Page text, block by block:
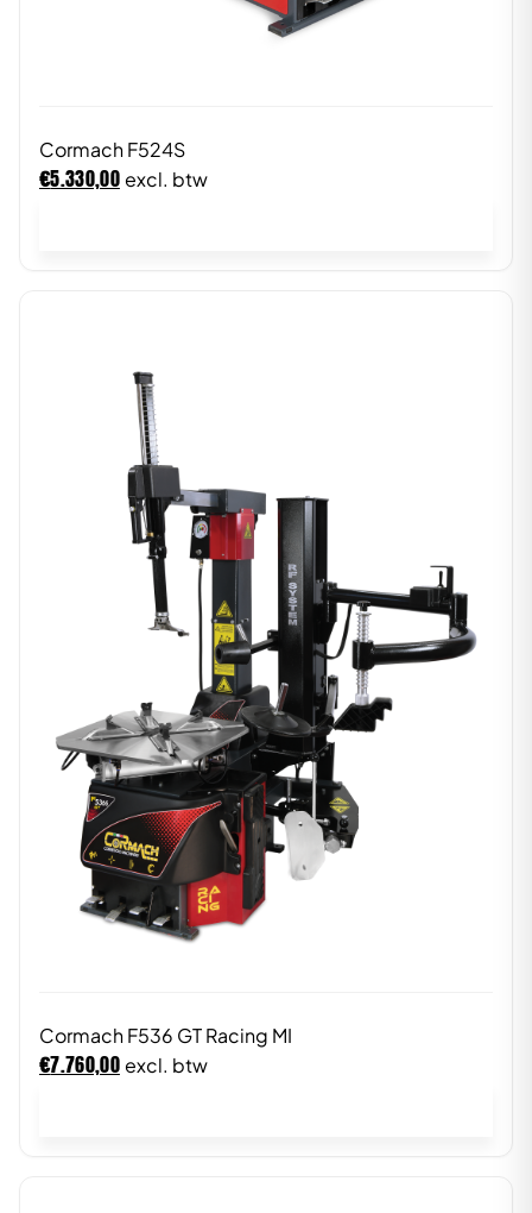
Cormach F524S
€5.330,00 excl. btw
Cormach F536 GT Racing MI
€7.760,00 excl. btw